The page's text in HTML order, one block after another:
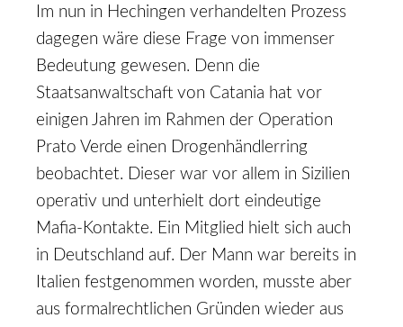
Im nun in Hechingen verhandelten Prozess
dagegen wäre diese Frage von immenser
Bedeutung gewesen. Denn die
Staatsanwaltschaft von Catania hat vor
einigen Jahren im Rahmen der Operation
Prato Verde einen Drogenhändlerring
beobachtet. Dieser war vor allem in Sizilien
operativ und unterhielt dort eindeutige
Mafia-Kontakte. Ein Mitglied hielt sich auch
in Deutschland auf. Der Mann war bereits in
Italien festgenommen worden, musste aber
aus formalrechtlichen Gründen wieder aus